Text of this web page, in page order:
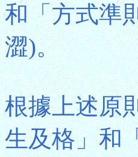
和「方式準
澀)。
根據上述原
生及格」和